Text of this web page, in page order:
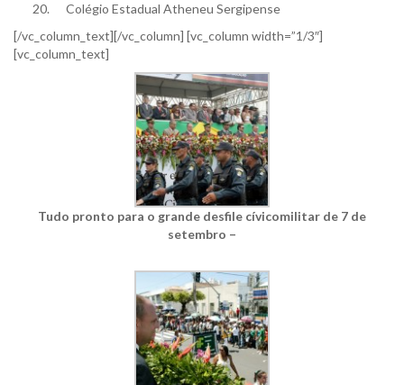
20. Colégio Estadual Atheneu Sergipense
[/vc_column_text][/vc_column] [vc_column width=”1/3″]
[vc_column_text]
Tudo pronto para o grande desfile cívicomilitar de 7 de
setembro –